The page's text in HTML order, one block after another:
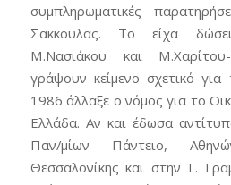
συμπληρωματικές
Σακκουλας. Το είχα
Μ.Νασιάκου και
γράψουν κείμενο σχετικό
1986 άλλαξε ο νόμος για το
Ελλάδα. Αν και έδωσα
Παν/μίων Πάντειο,
Θεσσαλονίκης και στην Γ.